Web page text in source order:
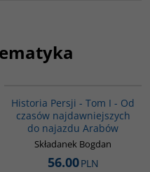
Historia Persji - Tom I - Od
czasów najdawniejszych
do najazdu Arabów
Składanek Bogdan
56.00PLN